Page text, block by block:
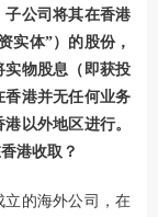
子公司将其在香港
实体”）的股份，
实物股息（即获投
香港并无任何业务
以外地区进行。
港收取？
立的海外公司，在